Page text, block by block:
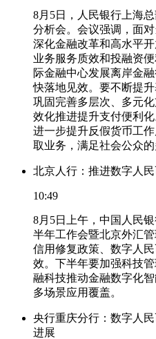
8月5日，人民银行上海
分析会。会议强调，面
深化金融改革和高水平
业务服务质效和投融资
际金融中心发展离岸金
快落地见效。要不断提
巩固完善多层次、多元
效化推进提升支付便利
进一步提升反假货币工
取业务，满足社会公众的
北京人行：推进数字人
10:49
8月5日上午，中国人民
半年工作会暨北京外汇
信用修复政策、数字人
效。下半年要加强科技
融科技推动金融数字化
多场景应用覆盖。
央行重庆分行：数字人
进展